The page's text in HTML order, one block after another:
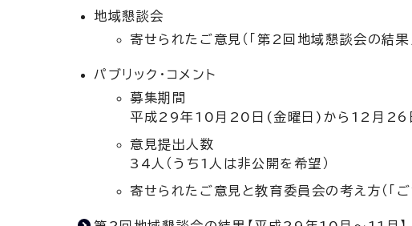
地域懇談会
寄せられたご意見（「第2回地域懇談会の結果
パブリック・コメント
募集期間
平成29年10月20日(金曜日)から12月26
意見提出人数
34人（うち1人は非公開を希望）
寄せられたご意見と教育委員会の考え方（「